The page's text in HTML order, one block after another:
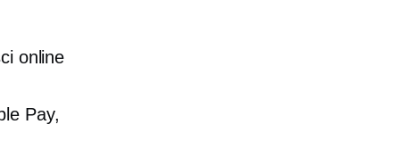
online
Pay,